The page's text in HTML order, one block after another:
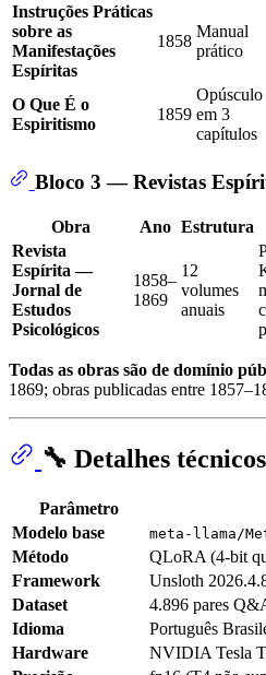
Instruções Práticas
sobre as
Manifestações
Espíritas
1858
Manual
prático
O Que É o
Espiritismo
1859
Opúsculo
em 3
capítulos
Bloco 3 — Revistas
Obra Ano Estrutura
Revista
Espírita —
Jornal de
Estudos
Psicológicos
1858–
1869
12
volumes
anuais
Todas as obras são de domínio
1869; obras publicadas entre
🔧 Detalhes
Parâmetro
Modelo base
meta-llama/
Método
QLoRA (4-bit
Framework
Unsloth
Dataset
4.896 pares
Idioma
Português
Hardware
NVIDIA Tesla